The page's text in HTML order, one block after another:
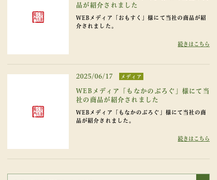
品が紹介されました
WEBメディア「おもすく」様にて当社の商品が紹
介されました。
続きはこちら
2025/06/17 メディア
WEBメディア「もなかのぶろぐ」様にて当
社の商品が紹介されました
WEBメディア「もなかのぶろぐ」様にて当社の商
品が紹介されました。
続きはこちら